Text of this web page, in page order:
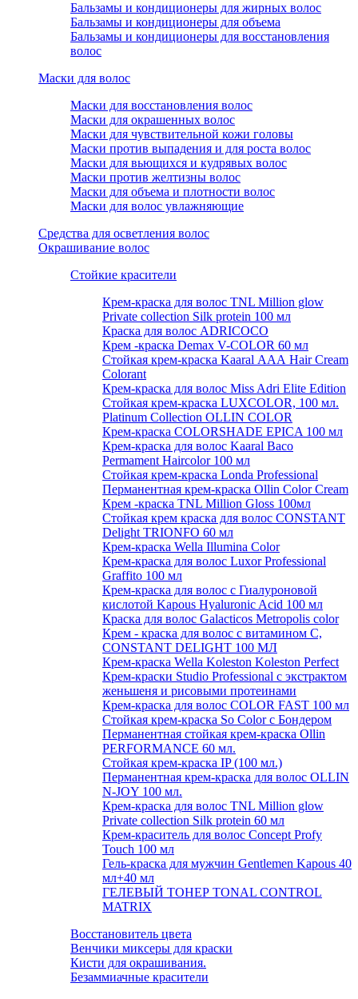
Бальзамы и кондиционеры для жирных волос
Бальзамы и кондиционеры для объема
Бальзамы и кондиционеры для восстановления
волос
Маски для волос
Маски для восстановления волос
Маски для окрашенных волос
Маски для чувствительной кожи головы
Маски против выпадения и для роста волос
Маски для вьющихся и кудрявых волос
Маски против желтизны волос
Маски для объема и плотности волос
Маски для волос увлажняющие
Средства для осветления волос
Окрашивание волос
Стойкие красители
Крем-краска для волос TNL Million glow
Private collection Silk protein 100 мл
Краска для волос ADRICOCO
Крем -краска Demax V-COLOR 60 мл
Стойкая крем-краска Kaaral ААА Hair Cream
Colorant
Крем-краска для волос Miss Adri Elite Edition
Стойкая крем-краска LUXCOLOR, 100 мл.
Platinum Collection OLLIN COLOR
Крем-краска COLORSHADE EPICA 100 мл
Крем-краска для волос Kaaral Baco
Permament Haircolor 100 мл
Стойкая крем-краска Londa Professional
Перманентная крем-краска Ollin Color Cream
Крем -краска TNL Million Gloss 100мл
Стойкая крем краска для волос CONSTANT
Delight TRIONFO 60 мл
Крем-краска Wella Illumina Color
Крем-краска для волос Luxor Professional
Graffito 100 мл
Крем-краска для волос с Гиалуроновой
кислотой Kapous Hyaluronic Acid 100 мл
Краска для волос Galacticos Metropolis color
Крем - краска для волос с витамином С,
CONSTANT DELIGHT 100 МЛ
Крем-краска Wella Koleston Koleston Perfect
Крем-краски Studio Professional с экстрактом
женьшеня и рисовыми протеинами
Крем-краска для волос COLOR FAST 100 мл
Стойкая крем-краска So Color с Бондером
Перманентная стойкая крем-краска Ollin
PERFORMANCE 60 мл.
Стойкая крем-краска IP (100 мл.)
Перманентная крем-краска для волос OLLIN
N-JOY 100 мл.
Крем-краска для волос TNL Million glow
Private collection Silk protein 60 мл
Крем-краситель для волос Concept Profy
Touch 100 мл
Гель-краска для мужчин Gentlemen Kapous 40
мл+40 мл
ГЕЛЕВЫЙ ТОНЕР TONAL CONTROL
MATRIX
Восстановитель цвета
Венчики миксеры для краски
Кисти для окрашивания.
Безаммиачные красители